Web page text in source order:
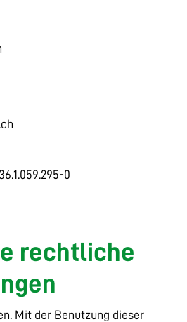
ch
0
rechtliche
Mit der Benutzung dieser